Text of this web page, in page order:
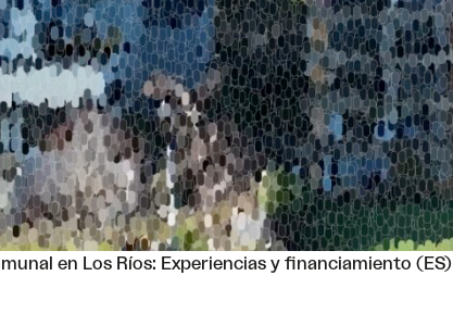
en Los Ríos: Experiencias y financiamiento (ES)